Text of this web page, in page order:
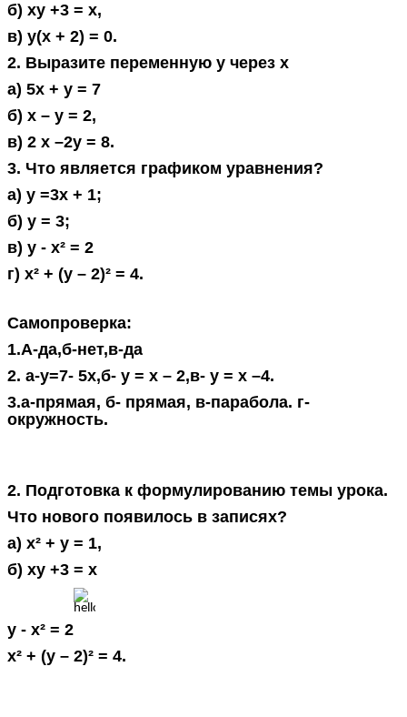
б) xy +3 = x,
в) y(x + 2) = 0.
2. Выразите переменную y через x
а) 5x + y = 7
б) x – y = 2,
в) 2 x –2y = 8.
3. Что является графиком уравнения?
а) y =3x + 1;
б) y = 3;
в) y - x² = 2
г) x² + (y – 2)² = 4.
Самопроверка:
1.А-да,б-нет,в-да
2. а-y=7- 5x,б- y = x – 2,в- y = x –4.
3.а-прямая, б- прямая, в-парабола. г-
окружность.
2. Подготовка к формулированию темы урока.
Что нового появилось в записях?
а) x² + y = 1,
б) xy +3 = x
y - x² = 2
x² + (y – 2)² = 4.